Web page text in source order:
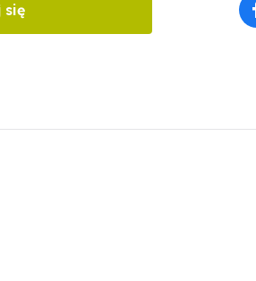
się